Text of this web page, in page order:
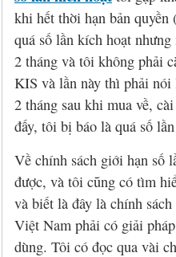
Đặt mua
Liên hệ
Eset NOD32 2027
Panda 2026, 2027
CMC InfoSec
Sucuri Website Scanner
Bkav Heartbleed
Cứu dữ liệu bị virus mã
Diệt virus mã hóa dữ
Đặt mua Eset
Đặt mua Panda
Đặt mua BullGuard
Đặt mua F-Secure
Đặt mua G DATA
Đặt mua Malwarebytes
Chính sách bảo mật
Thông tin về BB.Com.Vn
khi hết thời hạn bản
quá số lần kích hoạt
2 tháng và tôi không phải
KIS và lần này thì phải
2 tháng sau khi mua về,
đấy, tôi bị báo là quá số
Về chính sách giới hạn số
được, và tôi cũng có tìm
và biết là đây là chính
Việt Nam phải có giải
dùng. Tôi có đọc qua vài